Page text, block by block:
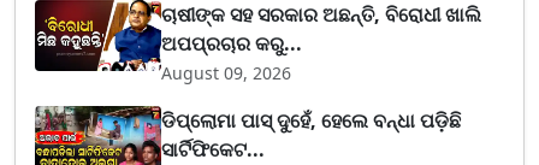
ଚାଷୀଙ୍କ ସହ ସରକାର ଅଛନ୍ତି, ବିରୋଧୀ ଖାଲି
ଅପପ୍ରଚାର କରୁ...
August 09, 2026
ଡିପ୍ଲୋମା ପାସ୍ ଦୁହେଁ, ହେଲେ ବନ୍ଧା ପଡ଼ିଛି
ସାର୍ଟିଫିକେଟ...